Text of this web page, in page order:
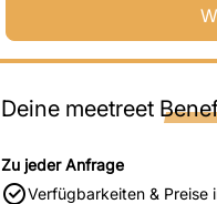
Deine meetreet
Zu jeder Anfrage
Verfügbarkeiten & Preise